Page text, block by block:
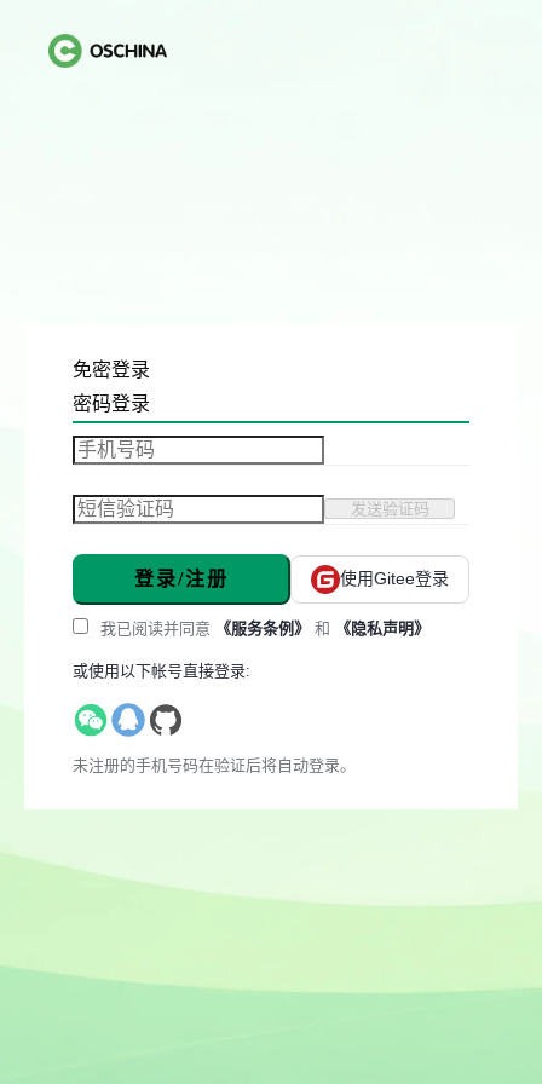
免密登录
密码登录
发送验证码
登录/注册 使用Gitee登录
我已阅读并同意 《服务条例》 和 《隐私声明》
或使用以下帐号直接登录:
未注册的手机号码在验证后将自动登录。